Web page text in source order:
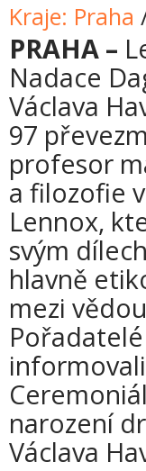
Kraje: Praha
PRAHA –
Nadace
Václava
97
profesor
a filozofie
Lennox,
svým
hlavně
mezi
narození
Václava